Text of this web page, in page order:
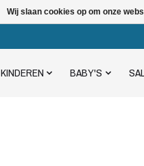
KINDEREN BABY'S
Wij slaan cookies op om onze